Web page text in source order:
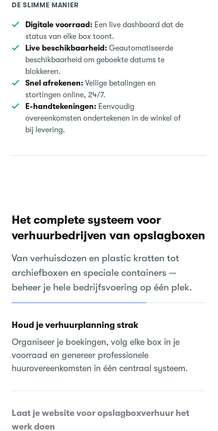
DE SLIMME MANIER
Digitale voorraad: Een live dashboard dat de
status van elke box toont.
Live beschikbaarheid: Geautomatiseerde
beschikbaarheid om geboekte datums te
blokkeren.
Snel afrekenen: Veilige betalingen en
stortingen online, 24/7.
E-handtekeningen: Eenvoudig
overeenkomsten ondertekenen in de winkel of
bij levering.
Het complete systeem voor
verhuurbedrijven van opslagboxen
Van verhuisdozen en plastic kratten tot
archiefboxen en speciale containers —
beheer je hele bedrijfsvoering op één plek.
Houd je verhuurplanning strak
Organiseer je boekingen, volg elke box in je
voorraad en genereer professionele
huurovereenkomsten in één centraal systeem.
Laat je website voor opslagboxverhuur het
werk doen